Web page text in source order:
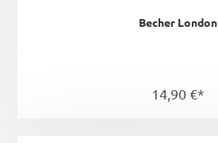
Becher London
14,90 €*